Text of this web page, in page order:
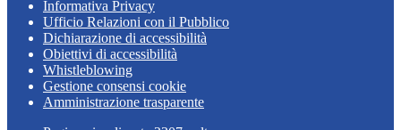
Informativa Privacy
Ufficio Relazioni con il Pubblico
Dichiarazione di accessibilità
Obiettivi di accessibilità
Whistleblowing
Gestione consensi cookie
Amministrazione trasparente